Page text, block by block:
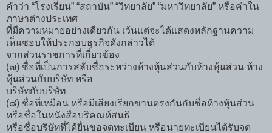
คำว่า “โรงเรียน” “สถาบัน” “วิทยาลัย” “มหาวิทยาลัย” หรือคำใน
ภาษาต่างประเทศ
ที่มีความหมายอย่างเดียวกัน เว้นแต่จะได้แสดงหลักฐานความ
เห็นชอบให้ประกอบธุรกิจดังกล่าวได้
จากส่วนราชการที่เกี่ยวข้อง
(๗) ชื่อที่เป็นการสลับชื่อระหว่างห้างหุ้นส่วนกับห้างหุ้นส่วน ห้าง
หุ้นส่วนกับบริษัท หรือ
บริษัทกับบริษัท
(๘) ชื่อที่เหมือน หรือมีเสียงเรียกขานตรงกันกับชื่อห้างหุ้นส่วน
หรือชื่อในหนังสือบริคณห์สนธิ
หรือชื่อบริษัทที่ได้ยื่นขอจดทะเบียน หรือนายทะเบียนได้รับจด